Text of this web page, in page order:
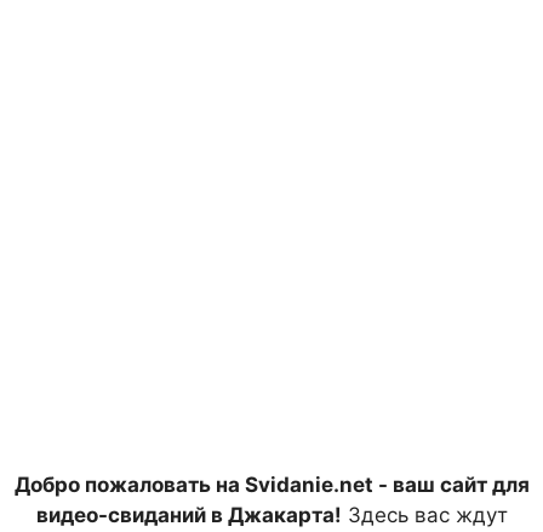
Добро пожаловать на Svidanie.net - ваш сайт для
видео-свиданий в Джакарта! Здесь вас ждут